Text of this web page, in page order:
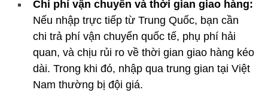
Chi phí vận chuyển và thời gian giao hàng:
Nếu nhập trực tiếp từ Trung Quốc, bạn cần
chi trả phí vận chuyển quốc tế, phụ phí hải
quan, và chịu rủi ro về thời gian giao hàng kéo
dài. Trong khi đó, nhập qua trung gian tại Việt
Nam thường bị đội giá.